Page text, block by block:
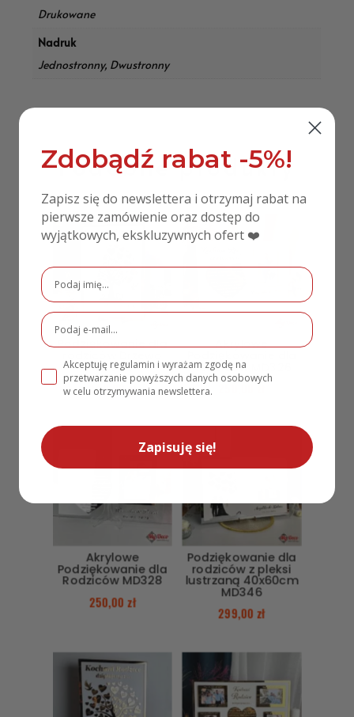
Drukowane
Nadruk
Jednostronny, Dwustronny
Podobne produkty
Podziękowanie dla
MD379
249,00zł
Akrylowe
Rodziców MD326
zł
Akrylowe
Podziękowanie dla
Rodziców MD328
250,00zł
Podziękowanie dla
rodziców z pleksi
lustrzaną 40x60cm
MD346
299,00 zł
Zdobądź rabat -5%!
Zapisz się do newslettera i otrzymaj rabat na
pierwsze zamówienie oraz dostęp do
wyjątkowych, ekskluzywnych ofert ❤️
Akceptuję regulamin i wyrażam zgodę na
przetwarzanie powyższych danych osobowych
w celu otrzymywania newslettera.
Zapisuję się!